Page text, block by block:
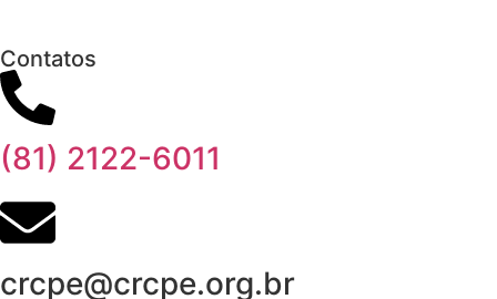
Contatos
(81) 2122-6011
crcpe@crcpe.org.br